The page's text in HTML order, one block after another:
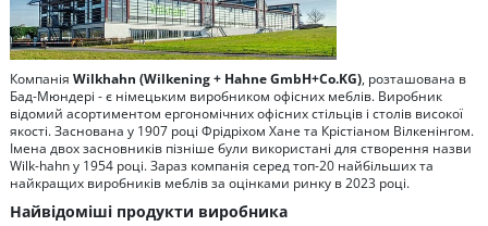
Компанія Wilkhahn (Wilkening + Hahne GmbH+Co.KG), розташована в
Бад-Мюндері - є німецьким виробником офісних меблів. Виробник
відомий асортиментом ергономічних офісних стільців і столів високої
якості. Заснована у 1907 році Фрідріхом Хане та Крістіаном Вілкенінгом.
Імена двох засновників пізніше були використані для створення назви
Wilk-hahn у 1954 році. Зараз компанія серед топ-20 найбільших та
найкращих виробників меблів за оцінками ринку в 2023 році.
Найвідоміші продукти виробника